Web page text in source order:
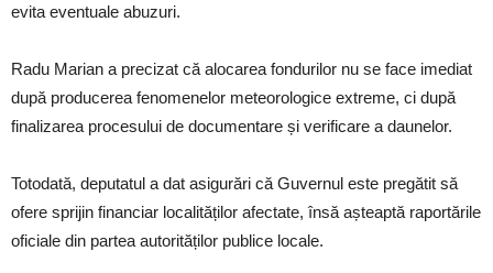
evita eventuale abuzuri.
Radu Marian a precizat că alocarea fondurilor nu se face imediat
după producerea fenomenelor meteorologice extreme, ci după
finalizarea procesului de documentare și verificare a daunelor.
Totodată, deputatul a dat asigurări că Guvernul este pregătit să
ofere sprijin financiar localităților afectate, însă așteaptă raportările
oficiale din partea autorităților publice locale.